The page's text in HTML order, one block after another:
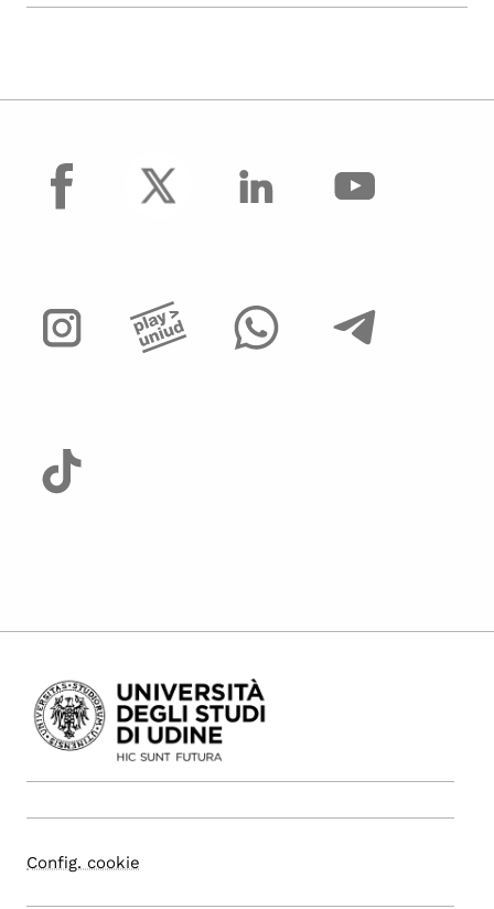
facebook
Config. cookie